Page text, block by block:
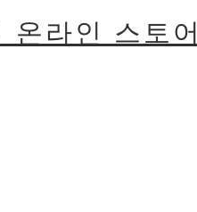
라인 스토어